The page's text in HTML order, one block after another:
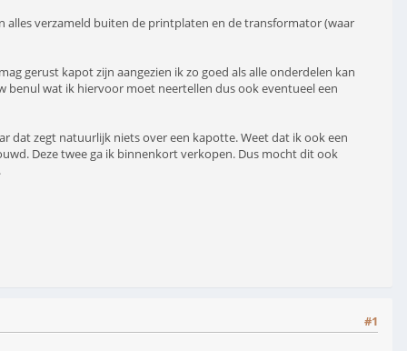
alles verzameld buiten de printplaten en de transformator (waar
gerust kapot zijn aangezien ik zo goed als alle onderdelen kan
benul wat ik hiervoor moet neertellen dus ook eventueel een
dat zegt natuurlijk niets over een kapotte. Weet dat ik ook een
Deze twee ga ik binnenkort verkopen. Dus mocht dit ook
#1